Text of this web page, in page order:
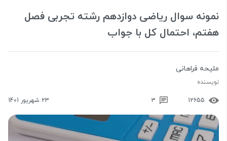
نمونه سوال ریاضی دوازدهم رشته تجربی فصل
هفتم، احتمال کل با جواب
ملیحه فراهانی
نویسنده
12655
3 23 شهریور 1401